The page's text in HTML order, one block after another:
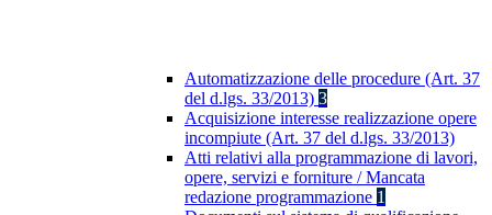
Automatizzazione delle procedure (Art. 37
del d.lgs. 33/2013) 3
Acquisizione interesse realizzazione opere
incompiute (Art. 37 del d.lgs. 33/2013)
Atti relativi alla programmazione di lavori,
opere, servizi e forniture / Mancata
redazione programmazione 1